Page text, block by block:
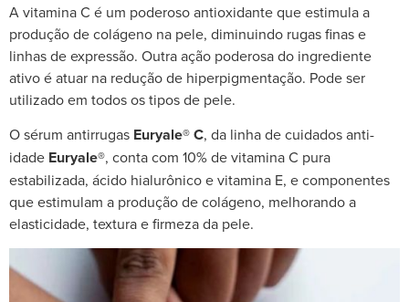
A vitamina C é um poderoso antioxidante que estimula a
produção de colágeno na pele, diminuindo rugas finas e
linhas de expressão. Outra ação poderosa do ingrediente
ativo é atuar na redução de hiperpigmentação. Pode ser
utilizado em todos os tipos de pele.
O sérum antirrugas Euryale® C, da linha de cuidados anti-
idade Euryale®, conta com 10% de vitamina C pura
estabilizada, ácido hialurônico e vitamina E, e componentes
que estimulam a produção de colágeno, melhorando a
elasticidade, textura e firmeza da pele.